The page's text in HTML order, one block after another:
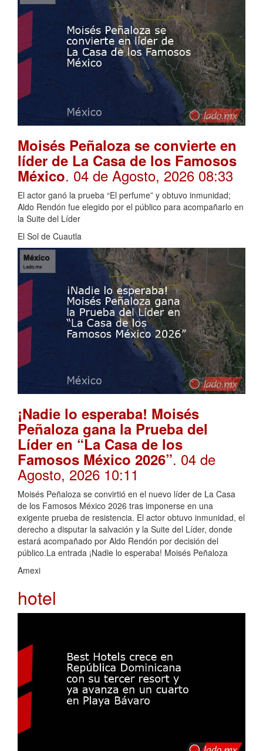
Moisés Peñaloza se convierte en
líder de La Casa de los Famosos
México. 04 de Agosto, 2026 08:33
El actor ganó la prueba “El perfume” y obtuvo inmunidad;
Aldo Rendón fue elegido por el público para acompañarlo en
la Suite del Líder
El Sol de Cuautla
¡Nadie lo esperaba! Moisés
Peñaloza gana la Prueba del
Líder en “La Casa de los
Famosos México 2026”. 04 de
Agosto, 2026 10:11
Moisés Peñaloza se convirtió en el nuevo líder de La Casa
de los Famosos México 2026 tras imponerse en una
exigente prueba de resistencia. El actor obtuvo inmunidad, el
derecho a disputar la salvación y la Suite del Líder, donde
estará acompañado por Aldo Rendón por decisión del
público.La entrada ¡Nadie lo esperaba! Moisés Peñaloza
Amexi
hotel